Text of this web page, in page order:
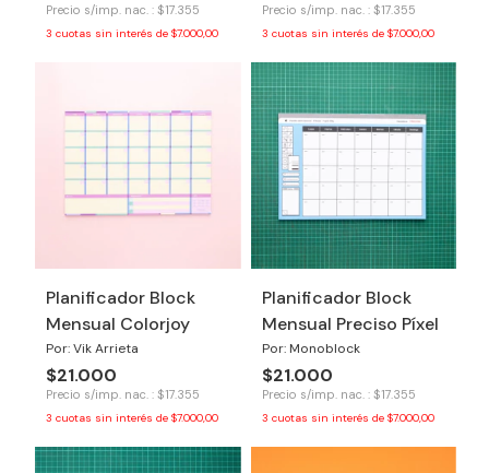
Precio s/imp. nac. : $17.355
3 cuotas sin interés de $7.000,00
Precio s/imp. nac. : $17.355
3 cuotas sin interés de $7.000,00
Planificador Block
Mensual Colorjoy
Por: Vik Arrieta
$21.000
Precio s/imp. nac. : $17.355
3 cuotas sin interés de $7.000,00
Planificador Block
Mensual Preciso Píxel
Por: Monoblock
$21.000
Precio s/imp. nac. : $17.355
3 cuotas sin interés de $7.000,00